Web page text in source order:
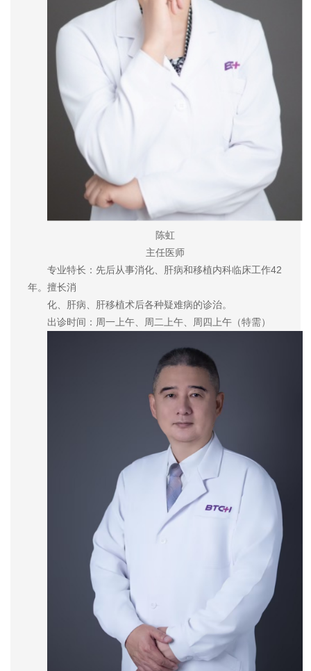
陈虹
主任医师
专业特长：先后从事消化、肝病和移植内科临床工作42
年。擅长消
化、肝病、肝移植术后各种疑难病的诊治。
出诊时间：周一上午、周二上午、周四上午（特需）